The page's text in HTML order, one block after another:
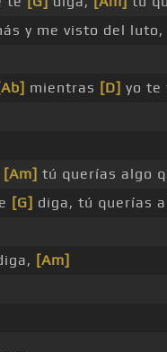
y me visto del
mientras [D] yo te
[Am] tú querías algo
[G] diga, tú querías
[Am]
_